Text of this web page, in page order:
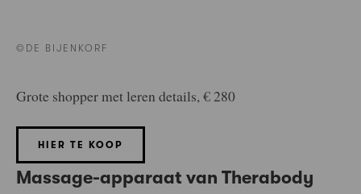
©DE BIJENKORF
Grote shopper met leren details, € 280
HIER TE KOOP
Massage-apparaat van Therabody